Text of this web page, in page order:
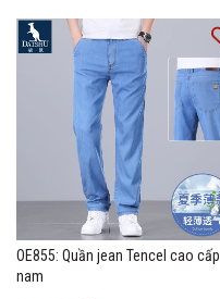
OE855: Quần jean Tencel cao cấp
nam